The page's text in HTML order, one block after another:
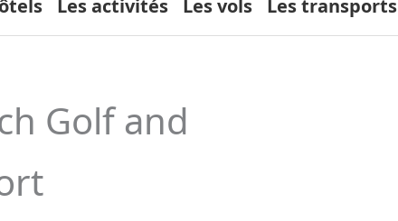
Les activités Les vols Les transports
Golf and